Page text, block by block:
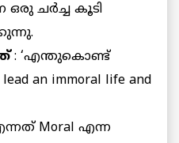
ചര്‍ച്ച കൂടി
: ‘എന്തുകൊണ്ട്
an immoral life and
Moral എന്ന